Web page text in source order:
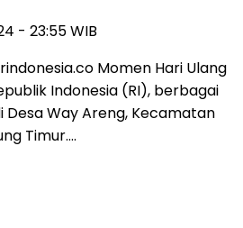
- 23:55 WIB
Momen Hari Ulang
Indonesia (RI), berbagai
Way Areng, Kecamatan
Timur….